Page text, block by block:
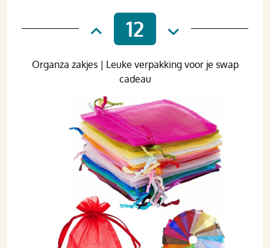
12
Organza zakjes | Leuke verpakking voor je swap
cadeau